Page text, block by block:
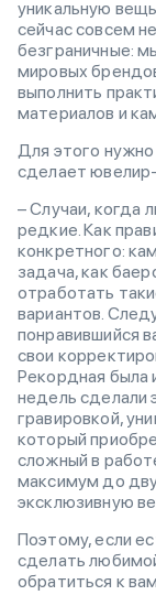
уникальную
сейчас совсем
безграничные:
мировых
выполнить
материалов и
Для этого
сделает
– Случаи, когда
редкие. Как
конкретного:
задача, как
отработать
вариантов.
понравившийся
свои
Рекордная была
недель сделали
гравировкой,
который
сложный в
максимум до
эксклюзивную
Поэтому, если
сделать
обратиться к